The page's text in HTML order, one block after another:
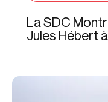
La SDC
Jules Hébert